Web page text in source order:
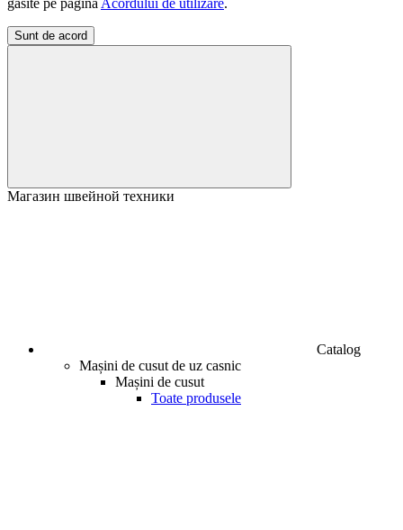
Sunt de acord
Магазин швейной техники
Catalog
Mașini de cusut de uz casnic
Mașini de cusut
Toate produsele